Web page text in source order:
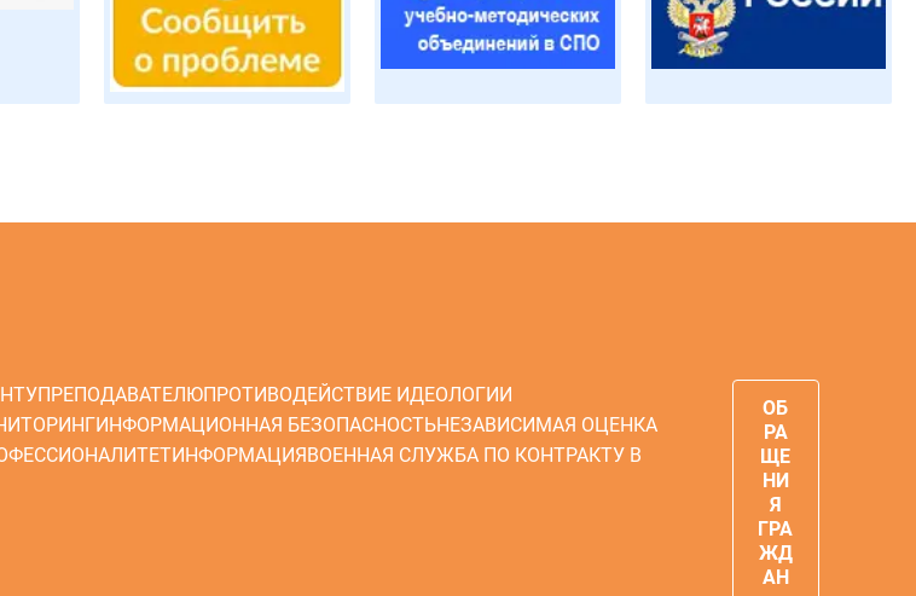
ПРЕПОДАВАТЕЛЮПРОТИВОДЕЙСТВИЕ ИДЕОЛОГИИ
ИНФОРМАЦИОННАЯ БЕЗОПАСНОСТЬНЕЗАВИСИМАЯ ОЦЕНКА
ИНФОРМАЦИЯВОЕННАЯ СЛУЖБА ПО КОНТРАКТУ В
ОБ
РА
ЩЕ
НИ
Я
ГРА
ЖД
АН